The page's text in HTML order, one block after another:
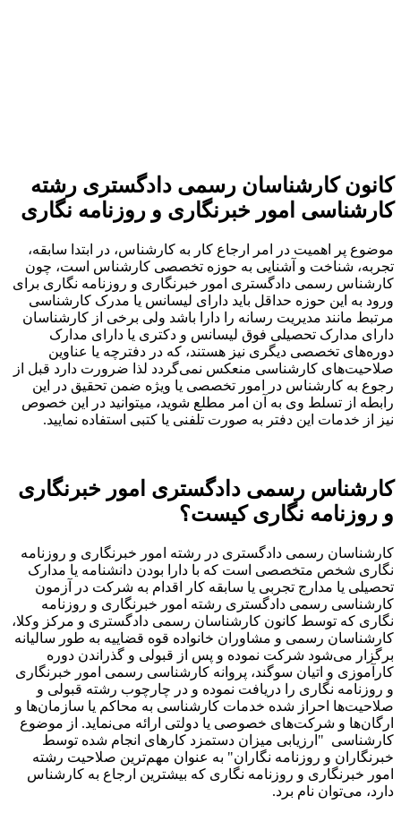
کانون کارشناسان رسمی دادگستری رشته
کارشناسی امور خبرنگاری و روزنامه نگاری
موضوع پر اهمیت در امر ارجاع کار به کارشناس، در ابتدا سابقه،
تجربه، شناخت و آشنایی به حوزه تخصصی کارشناس است، چون
کارشناس رسمی دادگستری امور خبرنگاری و روزنامه نگاری برای
ورود به این حوزه حداقل باید دارای لیسانس یا مدرک کارشناسی
مرتبط مانند مدیریت رسانه را دارا باشد ولی برخی از کارشناسان
دارای مدارک تحصیلی فوق لیسانس و دکتری یا دارای مدارک
دوره‌های تخصصی دیگری نیز هستند، که در دفترچه یا عناوین
صلاحیت‌های کارشناسی منعکس نمی‌گردد لذا ضرورت دارد قبل از
رجوع به کارشناس در امور تخصصی یا ویژه ضمن تحقیق در این
رابطه از تسلط وی به آن امر مطلع شوید، میتوانید در این خصوص
نیز از خدمات این دفتر به صورت تلفنی یا کتبی استفاده نمایید.
کارشناس رسمی دادگستری امور خبرنگاری
و روزنامه نگاری کیست؟
کارشناسان رسمی دادگستری در رشته امور خبرنگاری و روزنامه
نگاری شخص متخصصی است که با دارا بودن دانشنامه یا مدارک
تحصیلی یا مدارج تجربی یا سابقه کار اقدام به شرکت در آزمون
کارشناسی رسمی دادگستری رشته امور خبرنگاری و روزنامه
نگاری که توسط کانون کارشناسان رسمی دادگستری و مرکز وکلا،
کارشناسان رسمی و مشاوران خانواده قوه قضاییه به طور سالیانه
برگزار می‌شود شرکت نموده و پس از قبولی و گذراندن دوره
کارآموزی و اتیان سوگند، پروانه کارشناسی رسمی امور خبرنگاری
و روزنامه نگاری را دریافت نموده و در چارچوب رشته قبولی و
صلاحیت‌ها احراز شده خدمات کارشناسی به محاکم یا سازمان‌ها و
ارگان‌ها و شرکت‌های خصوصی یا دولتی ارائه می‌نماید. از موضوع
کارشناسی "ارزیابی میزان دستمزد کارهای انجام شده توسط
خبرنگاران و روزنامه نگاران" به عنوان مهم‌ترین صلاحیت رشته
امور خبرنگاری و روزنامه نگاری که بیشترین ارجاع به کارشناس
دارد، می‌توان نام برد.